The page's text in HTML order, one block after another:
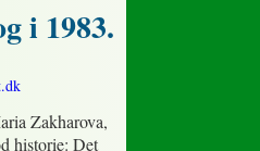
i 1983.
Zakharova,
historie: Det